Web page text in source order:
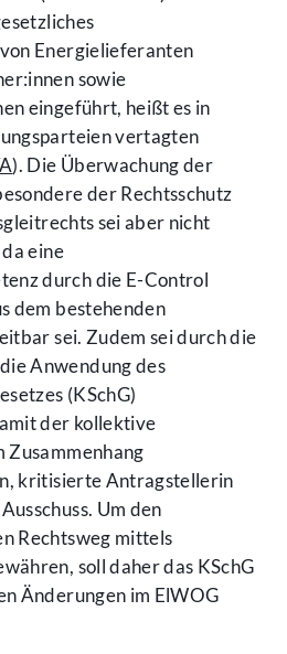
Energielieferanten
sowie
eingeführt, heißt es in
vertagten
). Die Überwachung der
der Rechtsschutz
sei aber nicht
eine
durch die E-Control
dem bestehenden
sei. Zudem sei durch die
Anwendung des
(KSchG)
der kollektive
Zusammenhang
kritisierte Antragstellerin
Um den
Rechtsweg mittels
soll daher das KSchG
Änderungen im ElWOG